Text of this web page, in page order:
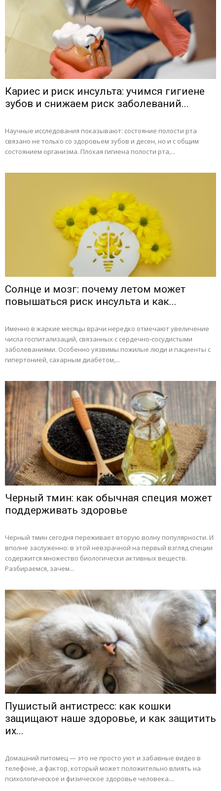
Кариес и риск инсульта: учимся гигиене
зубов и снижаем риск заболеваний...
Научные исследования показывают: состояние полости рта
связано не только со здоровьем зубов и десен, но и с общим
состоянием организма. Плохая гигиена полости рта,...
Солнце и мозг: почему летом может
повышаться риск инсульта и как...
Именно в жаркие месяцы врачи нередко отмечают увеличение
числа госпитализаций, связанных с сердечно-сосудистыми
заболеваниями. Особенно уязвимы пожилые люди и пациенты с
гипертонией, сахарным диабетом,...
Черный тмин: как обычная специя может
поддерживать здоровье
Черный тмин сегодня переживает вторую волну популярности. И
вполне заслуженно: в этой невзрачной на первый взгляд специи
содержится множество биологически активных веществ.
Разбираемся, зачем...
Пушистый антистресс: как кошки
защищают наше здоровье, и как защитить
их...
Домашний питомец — это не просто уют и забавные видео в
телефоне, а фактор, который может положительно влиять на
психологическое и физическое здоровье человека....